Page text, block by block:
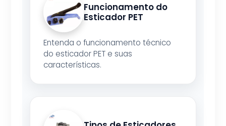
Funcionamento do
Esticador PET
Entenda o funcionamento técnico
do esticador PET e suas
características.